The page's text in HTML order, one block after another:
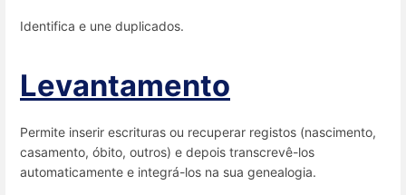
Identifica e une duplicados.
Levantamento
Permite inserir escrituras ou recuperar registos (nascimento,
casamento, óbito, outros) e depois transcrevê-los
automaticamente e integrá-los na sua genealogia.